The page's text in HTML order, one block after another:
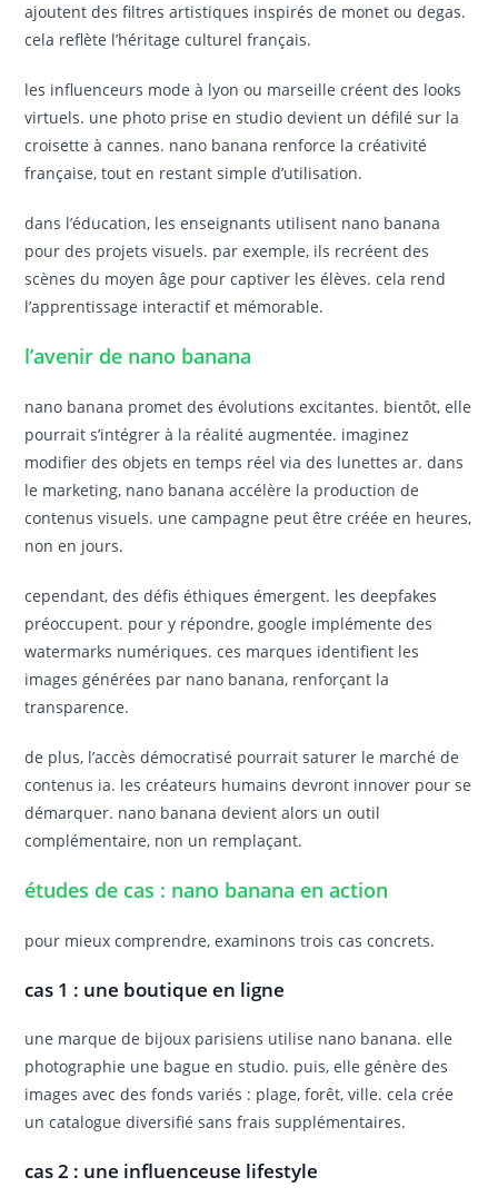
ajoutent des filtres artistiques inspirés de monet ou degas.
cela reflète l’héritage culturel français.
les influenceurs mode à lyon ou marseille créent des looks
virtuels. une photo prise en studio devient un défilé sur la
croisette à cannes. nano banana renforce la créativité
française, tout en restant simple d’utilisation.
dans l’éducation, les enseignants utilisent nano banana
pour des projets visuels. par exemple, ils recréent des
scènes du moyen âge pour captiver les élèves. cela rend
l’apprentissage interactif et mémorable.
l’avenir de nano banana
nano banana promet des évolutions excitantes. bientôt, elle
pourrait s’intégrer à la réalité augmentée. imaginez
modifier des objets en temps réel via des lunettes ar. dans
le marketing, nano banana accélère la production de
contenus visuels. une campagne peut être créée en heures,
non en jours.
cependant, des défis éthiques émergent. les deepfakes
préoccupent. pour y répondre, google implémente des
watermarks numériques. ces marques identifient les
images générées par nano banana, renforçant la
transparence.
de plus, l’accès démocratisé pourrait saturer le marché de
contenus ia. les créateurs humains devront innover pour se
démarquer. nano banana devient alors un outil
complémentaire, non un remplaçant.
études de cas : nano banana en action
pour mieux comprendre, examinons trois cas concrets.
cas 1 : une boutique en ligne
une marque de bijoux parisiens utilise nano banana. elle
photographie une bague en studio. puis, elle génère des
images avec des fonds variés : plage, forêt, ville. cela crée
un catalogue diversifié sans frais supplémentaires.
cas 2 : une influenceuse lifestyle